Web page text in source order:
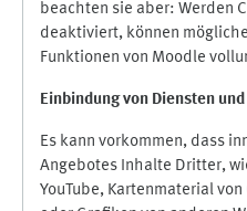
beachten sie aber: Werden
deaktiviert, können
Funktionen von Moodle
Einbindung von Diensten
Es kann vorkommen, dass
Angebotes Inhalte Dritter,
YouTube, Kartenmaterial